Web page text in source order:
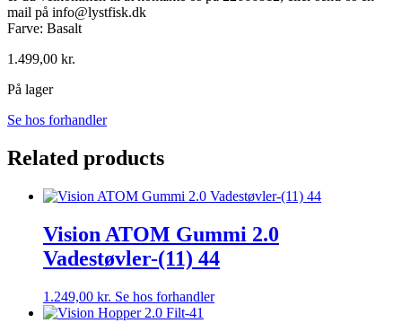
mail på info@lystfisk.dk
Farve: Basalt
1.499,00 kr.
På lager
Se hos forhandler
Related products
Vision ATOM Gummi 2.0
Vadestøvler-(11) 44
1.249,00 kr. Se hos forhandler